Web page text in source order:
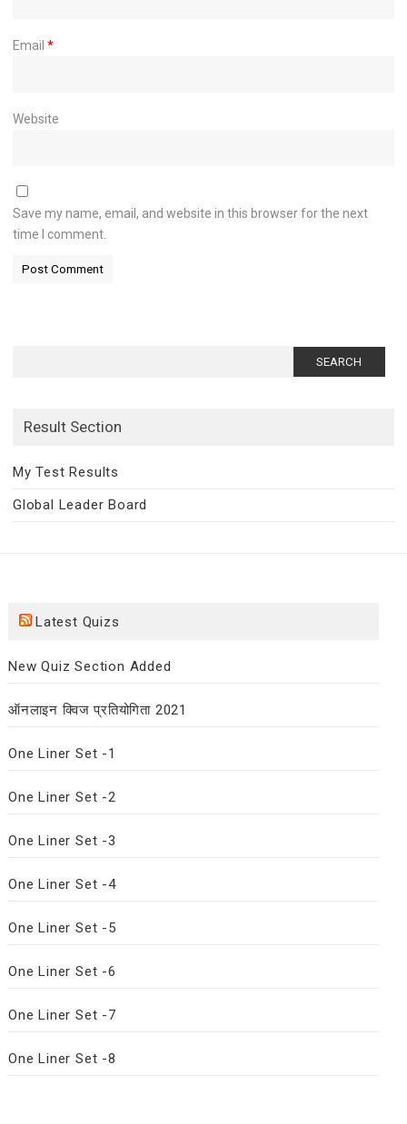
Email *
Website
Save my name, email, and website in this browser for the next
time I comment.
Result Section
My Test Results
Global Leader Board
Latest Quizs
New Quiz Section Added
ऑनलाइन क्विज प्रतियोगिता 2021
One Liner Set -1
One Liner Set -2
One Liner Set -3
One Liner Set -4
One Liner Set -5
One Liner Set -6
One Liner Set -7
One Liner Set -8